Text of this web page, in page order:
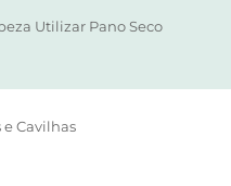
Utilizar Pano Seco
e Cavilhas